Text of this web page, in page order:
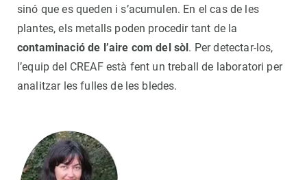
sinó que es queden i s’acumulen. En el cas de les
plantes, els metalls poden procedir tant de la
contaminació de l’aire com del sòl . Per detectar-los,
l’equip del CREAF està fent un treball de laboratori per
analitzar les fulles de les bledes.